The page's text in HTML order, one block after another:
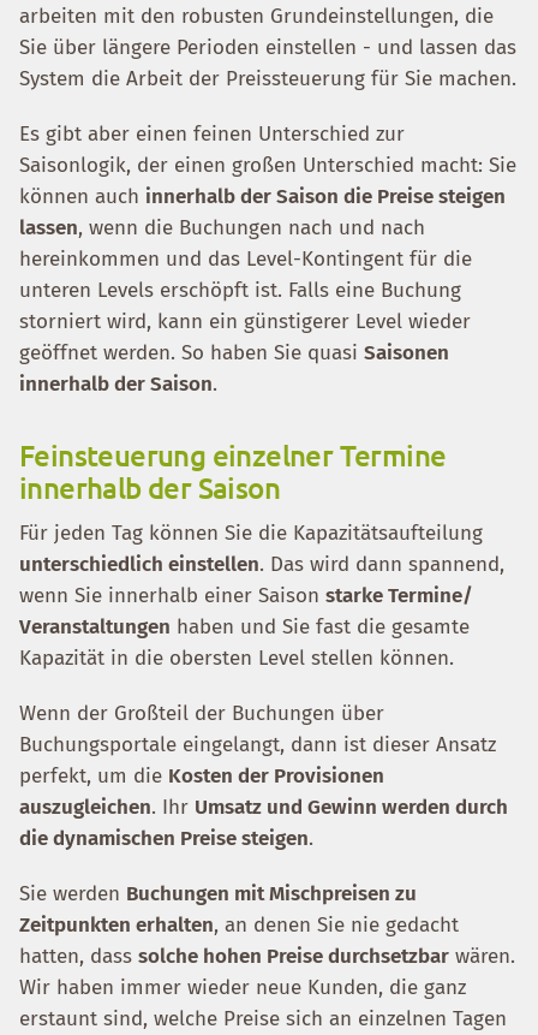
arbeiten mit den robusten Grundeinstellungen, die
Sie über längere Perioden einstellen - und lassen das
System die Arbeit der Preissteuerung für Sie machen.
Es gibt aber einen feinen Unterschied zur
Saisonlogik, der einen großen Unterschied macht: Sie
können auch innerhalb der Saison die Preise steigen
lassen, wenn die Buchungen nach und nach
hereinkommen und das Level-Kontingent für die
unteren Levels erschöpft ist. Falls eine Buchung
storniert wird, kann ein günstigerer Level wieder
geöffnet werden. So haben Sie quasi Saisonen
innerhalb der Saison.
Feinsteuerung einzelner Termine
innerhalb der Saison
Für jeden Tag können Sie die Kapazitätsaufteilung
unterschiedlich einstellen. Das wird dann spannend,
wenn Sie innerhalb einer Saison starke Termine/
Veranstaltungen haben und Sie fast die gesamte
Kapazität in die obersten Level stellen können.
Wenn der Großteil der Buchungen über
Buchungsportale eingelangt, dann ist dieser Ansatz
perfekt, um die Kosten der Provisionen
auszugleichen. Ihr Umsatz und Gewinn werden durch
die dynamischen Preise steigen.
Sie werden Buchungen mit Mischpreisen zu
Zeitpunkten erhalten, an denen Sie nie gedacht
hatten, dass solche hohen Preise durchsetzbar wären.
Wir haben immer wieder neue Kunden, die ganz
erstaunt sind, welche Preise sich an einzelnen Tagen